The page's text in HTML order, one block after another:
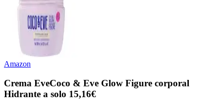
Amazon
Crema EveCoco & Eve Glow Figure corporal
Hidrante a solo 15,16€